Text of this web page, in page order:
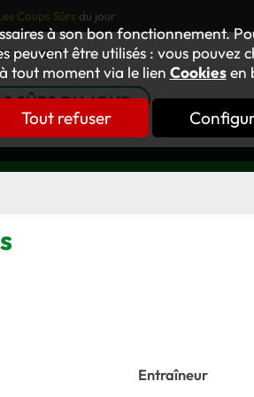
à son bon fonctionnement.
peuvent être utilisés : vous pouvez
tout moment via le lien Cookiesen
Tout refuser
Coups Sûrs du jour
GNT
SÛRS DU JOUR
Entraîneur